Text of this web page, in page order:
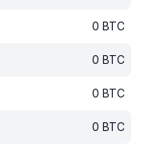
0 BTC
0 BTC
0 BTC
0 BTC